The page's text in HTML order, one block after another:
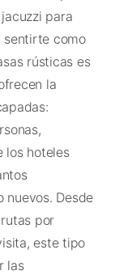
para
sentirte como
rústicas es
la
los hoteles
nuevos. Desde
por
este tipo
las